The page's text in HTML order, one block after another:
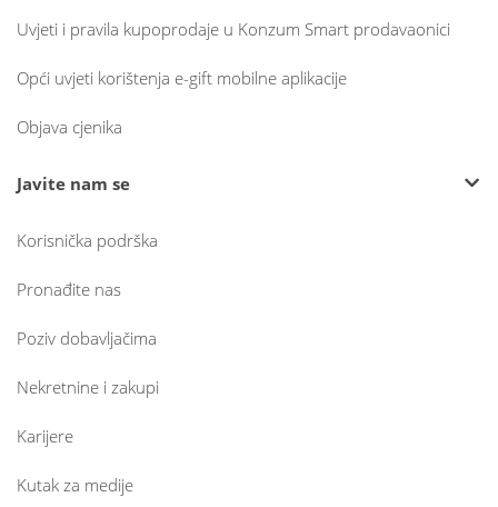
Uvjeti i pravila kupoprodaje u Konzum Smart prodavaonici
Opći uvjeti korištenja e-gift mobilne aplikacije
Objava cjenika
Javite nam se
Korisnička podrška
Pronađite nas
Poziv dobavljačima
Nekretnine i zakupi
Karijere
Kutak za medije